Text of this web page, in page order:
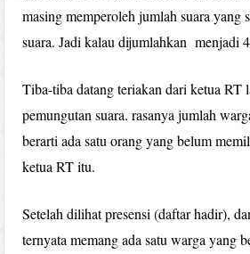
masing memperoleh jumlah suara yang
suara. Jadi kalau dijumlahkan menjadi
Tiba-tiba datang teriakan dari ketua RT
pemungutan suara. rasanya jumlah
berarti ada satu orang yang belum
ketua RT itu.
Setelah dilihat presensi (daftar hadir),
ternyata memang ada satu warga yang